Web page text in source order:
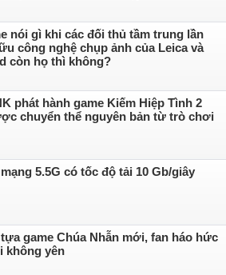
nói gì khi các đối thủ tầm trung lần
công nghệ chụp ảnh của Leica và
còn họ thì không?
phát hành game Kiếm Hiệp Tình 2
chuyển thể nguyên bản từ trò chơi
5.5G có tốc độ tải 10 Gb/giây
game Chúa Nhẫn mới, fan háo hức
không yên